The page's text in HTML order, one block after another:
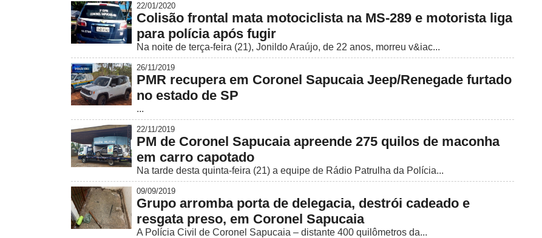
22/01/2020
Colisão frontal mata motociclista na MS-289 e motorista liga
para polícia após fugir
Na noite de terça-feira (21), Jonildo Araújo, de 22 anos, morreu v&iac...
26/11/2019
PMR recupera em Coronel Sapucaia Jeep/Renegade furtado
no estado de SP
...
22/11/2019
PM de Coronel Sapucaia apreende 275 quilos de maconha
em carro capotado
Na tarde desta quinta-feira (21) a equipe de Rádio Patrulha da Polícia...
09/09/2019
Grupo arromba porta de delegacia, destrói cadeado e
resgata preso, em Coronel Sapucaia
A Polícia Civil de Coronel Sapucaia – distante 400 quilômetros da...